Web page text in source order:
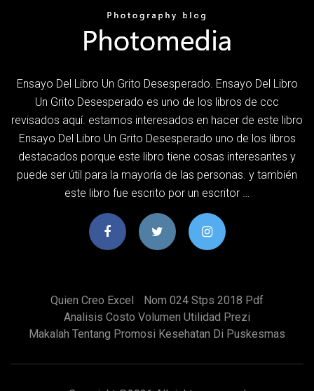
Ensayo Del Libro Un Grito Desesperado. Ensayo Del Libro
Un Grito Desesperado es uno de los libros de ccc
revisados aquí. estamos interesados en hacer de este libro
Ensayo Del Libro Un Grito Desesperado uno de los libros
destacados porque este libro tiene cosas interesantes y
puede ser útil para la mayoría de las personas. y también
este libro fue escrito por un escritor …
Quien Creo Excel
Nom 024 Stps 2018 Pdf
Analisis Costo Volumen Utilidad Prezi
Makalah Tentang Promosi Kesehatan Di Puskesmas